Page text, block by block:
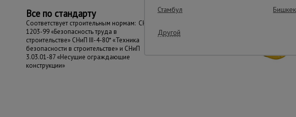
Все по стандарту
Соответствует строительным нормам: СНиП
1203-99 «Безопасность труда в
строительстве» СНиП III-4-80* «Техника
безопасности в строительстве» и СНиП
3.03.01-87 «Несущие ограждающие
конструкции»
Стамбул Бишкек
Другой